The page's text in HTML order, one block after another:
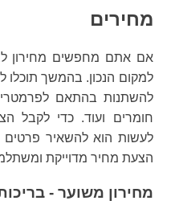
מחירים
אם אתם מחפשים מחירון
למקום הנכון. בהמשך תוכלו
להשתנות בהתאם
חומרים ועוד. כדי לקבל
לעשות הוא להשאיר
הצעת מחיר מדוייקת
מחירון משוער -